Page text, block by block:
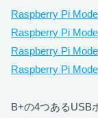
Raspberry Pi
Raspberry Pi
Raspberry Pi
Raspberry Pi
B+の4つあるUSB